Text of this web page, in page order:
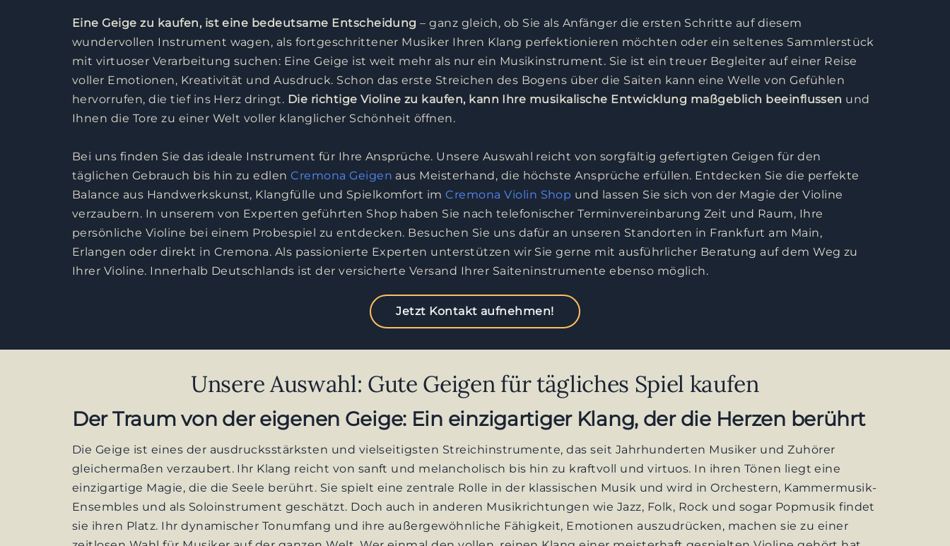
Eine Geige zu kaufen, ist eine bedeutsame Entscheidung – ganz gleich, ob Sie als Anfänger die ersten Schritte auf diesem
wundervollen Instrument wagen, als fortgeschrittener Musiker Ihren Klang perfektionieren möchten oder ein seltenes Sammlerstück
mit virtuoser Verarbeitung suchen: Eine Geige ist weit mehr als nur ein Musikinstrument. Sie ist ein treuer Begleiter auf einer Reise
voller Emotionen, Kreativität und Ausdruck. Schon das erste Streichen des Bogens über die Saiten kann eine Welle von Gefühlen
hervorrufen, die tief ins Herz dringt. Die richtige Violine zu kaufen, kann Ihre musikalische Entwicklung maßgeblich beeinflussen und
Ihnen die Tore zu einer Welt voller klanglicher Schönheit öffnen.
Bei uns finden Sie das ideale Instrument für Ihre Ansprüche. Unsere Auswahl reicht von sorgfältig gefertigten Geigen für den
täglichen Gebrauch bis hin zu edlenCremona Geigen aus Meisterhand, die höchste Ansprüche erfüllen. Entdecken Sie die perfekte
Balance aus Handwerkskunst, Klangfülle und Spielkomfort imCremona Violin Shop und lassen Sie sich von der Magie der Violine
verzaubern. In unserem von Experten geführten Shop haben Sie nach telefonischer Terminvereinbarung Zeit und Raum, Ihre
persönliche Violine bei einem Probespiel zu entdecken. Besuchen Sie uns dafür an unseren Standorten in Frankfurt am Main,
Erlangen oder direkt in Cremona. Als passionierte Experten unterstützen wir Sie gerne mit ausführlicher Beratung auf dem Weg zu
Ihrer Violine. Innerhalb Deutschlands ist der versicherte Versand Ihrer Saiteninstrumente ebenso möglich.
Jetzt Kontakt aufnehmen!
Unsere Auswahl: Gute Geigen für tägliches Spiel kaufen
Der Traum von der eigenen Geige: Ein einzigartiger Klang, der die Herzen berührt
Die Geige ist eines der ausdrucksstärksten und vielseitigsten Streichinstrumente, das seit Jahrhunderten Musiker und Zuhörer
gleichermaßen verzaubert. Ihr Klang reicht von sanft und melancholisch bis hin zu kraftvoll und virtuos. In ihren Tönen liegt eine
einzigartige Magie, die die Seele berührt. Sie spielt eine zentrale Rolle in der klassischen Musik und wird in Orchestern, Kammermusik-
Ensembles und als Soloinstrument geschätzt. Doch auch in anderen Musikrichtungen wie Jazz, Folk, Rock und sogar Popmusik findet
sie ihren Platz. Ihr dynamischer Tonumfang und ihre außergewöhnliche Fähigkeit, Emotionen auszudrücken, machen sie zu einer